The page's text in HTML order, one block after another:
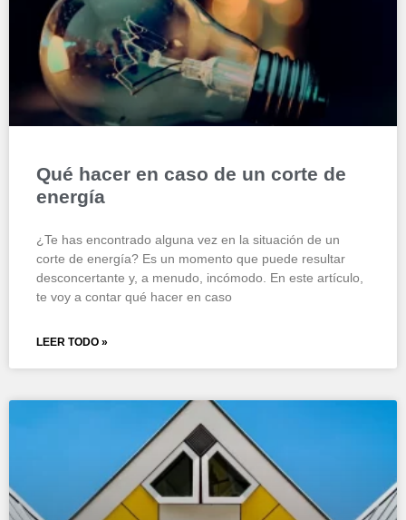
Qué hacer en caso de un corte de
energía
¿Te has encontrado alguna vez en la situación de un
corte de energía? Es un momento que puede resultar
desconcertante y, a menudo, incómodo. En este artículo,
te voy a contar qué hacer en caso
LEER TODO »